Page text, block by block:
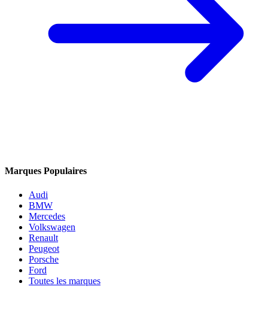
Marques Populaires
Audi
BMW
Mercedes
Volkswagen
Renault
Peugeot
Porsche
Ford
Toutes les marques